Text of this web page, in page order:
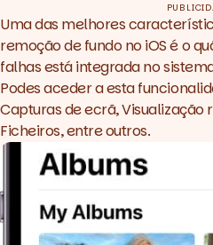
Uma das melhores
remoção de fundo no iOS é o
falhas está integrada no
Podes aceder a esta
Capturas de ecrã, Visualização
Ficheiros, entre outros.